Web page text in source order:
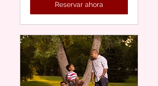
Reservar ahora